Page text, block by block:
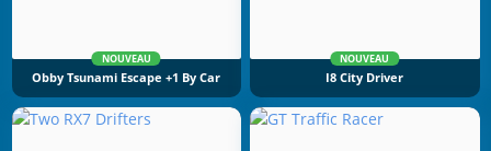
NOUVEAU
Obby Tsunami Escape +1 By Car
NOUVEAU
I8 City Driver